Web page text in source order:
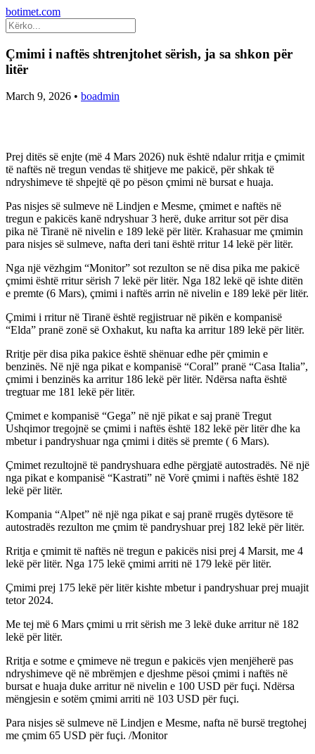
botimet.com
Çmimi i naftës shtrenjtohet sërish, ja sa shkon për
litër
March 9, 2026 • boadmin
Prej ditës së enjte (më 4 Mars 2026) nuk është ndalur rritja e çmimit
të naftës në tregun vendas të shitjeve me pakicë, për shkak të
ndryshimeve të shpejtë që po pëson çmimi në bursat e huaja.
Pas nisjes së sulmeve në Lindjen e Mesme, çmimet e naftës në
tregun e pakicës kanë ndryshuar 3 herë, duke arritur sot për disa
pika në Tiranë në nivelin e 189 lekë për litër. Krahasuar me çmimin
para nisjes së sulmeve, nafta deri tani është rritur 14 lekë për litër.
Nga një vëzhgim “Monitor” sot rezulton se në disa pika me pakicë
çmimi është rritur sërish 7 lekë për litër. Nga 182 lekë që ishte ditën
e premte (6 Mars), çmimi i naftës arrin në nivelin e 189 lekë për litër.
Çmimi i rritur në Tiranë është regjistruar në pikën e kompanisë
“Elda” pranë zonë së Oxhakut, ku nafta ka arritur 189 lekë për litër.
Rritje për disa pika pakice është shënuar edhe për çmimin e
benzinës. Në një nga pikat e kompanisë “Coral” pranë “Casa Italia”,
çmimi i benzinës ka arritur 186 lekë për litër. Ndërsa nafta është
tregtuar me 181 lekë për litër.
Çmimet e kompanisë “Gega” në një pikat e saj pranë Tregut
Ushqimor tregojnë se çmimi i naftës është 182 lekë për litër dhe ka
mbetur i pandryshuar nga çmimi i ditës së premte ( 6 Mars).
Çmimet rezultojnë të pandryshuara edhe përgjatë autostradës. Në një
nga pikat e kompanisë “Kastrati” në Vorë çmimi i naftës është 182
lekë për litër.
Kompania “Alpet” në një nga pikat e saj pranë rrugës dytësore të
autostradës rezulton me çmim të pandryshuar prej 182 lekë për litër.
Rritja e çmimit të naftës në tregun e pakicës nisi prej 4 Marsit, me 4
lekë për litër. Nga 175 lekë çmimi arriti në 179 lekë për litër.
Çmimi prej 175 lekë për litër kishte mbetur i pandryshuar prej muajit
tetor 2024.
Me tej më 6 Mars çmimi u rrit sërish me 3 lekë duke arritur në 182
lekë për litër.
Rritja e sotme e çmimeve në tregun e pakicës vjen menjëherë pas
ndryshimeve që në mbrëmjen e djeshme pësoi çmimi i naftës në
bursat e huaja duke arritur në nivelin e 100 USD për fuçi. Ndërsa
mëngjesin e sotëm çmimi arriti në 103 USD për fuçi.
Para nisjes së sulmeve në Lindjen e Mesme, nafta në bursë tregtohej
me çmim 65 USD për fuçi. /Monitor